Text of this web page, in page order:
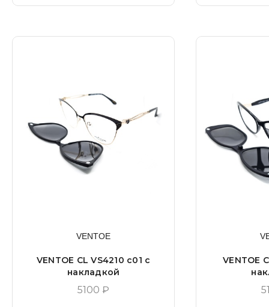
VENTOE
VENTOE CL VS4210 c01 с
накладкой
5100₽
VENTOE